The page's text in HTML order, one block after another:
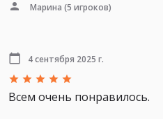
Марина (5 игроков)
4 сентября 2025 г.
Всем очень понравилось.